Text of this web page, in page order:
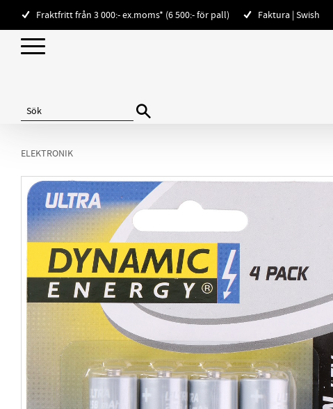
Fraktfritt från 3 000:- ex.moms* (6 500:- för pall) Faktura | Swish
ELEKTRONIK